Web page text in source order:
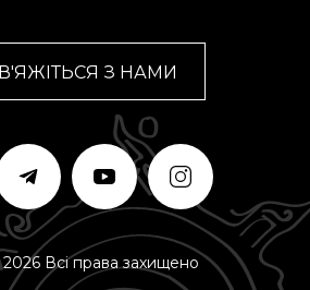
З НАМИ
Всі права захищено